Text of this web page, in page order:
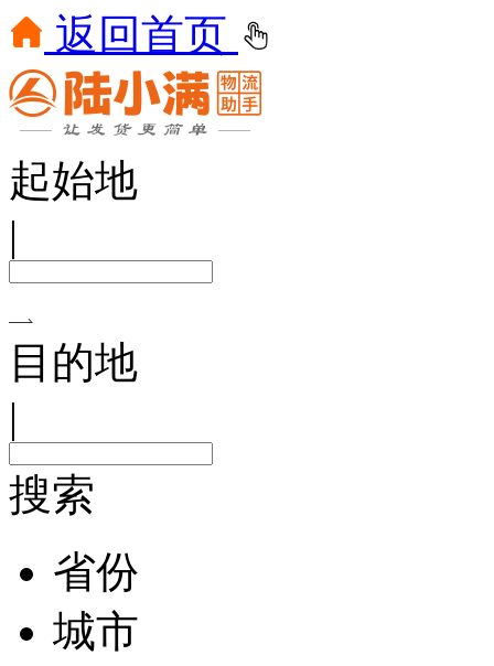
返回首页
起始地
|
目的地
|
搜索
省份
城市